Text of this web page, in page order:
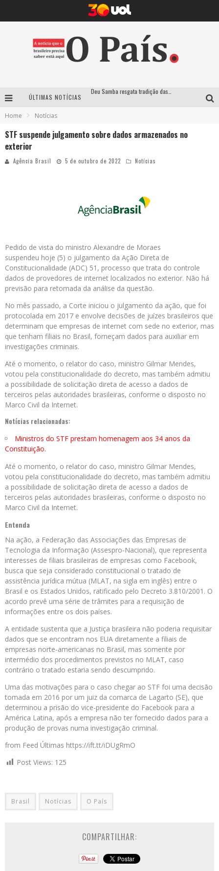
ÚLTIMAS NOTÍCIAS
Home Notícias
STF suspende julgamento sobre dados armazenados no
exterior
Agência Brasil 5 de outubro de 2022 Notícias
Pedido de vista do ministro Alexandre de Moraes
suspendeu hoje (5) o julgamento da Ação Direta de
Constitucionalidade (ADC) 51, processo que trata do controle
dados de provedores de internet localizados no exterior. Não há
previsão para retomada da análise da questão.
No mês passado, a Corte iniciou o julgamento da ação, que foi
protocolada em 2017 e envolve decisões de juízes brasileiros que
determinam que empresas de internet com sede no exterior, mas
que tenham filiais no Brasil, forneçam dados para auxiliar em
investigações criminais.
Até o momento, o relator do caso, ministro Gilmar Mendes,
votou pela constitucionalidade do decreto, mas também admitiu
a possibilidade de solicitação direta de acesso a dados de
terceiros pelas autoridades brasileiras, conforme o disposto no
Marco Civil da Internet.
Notícias relacionadas:
Ministros do STF prestam homenagem aos 34 anos da
Constituição.
Até o momento, o relator do caso, ministro Gilmar Mendes,
votou pela constitucionalidade do decreto, mas também admitiu
a possibilidade de solicitação direta de acesso a dados de
terceiros pelas autoridades brasileiras, conforme o disposto no
Marco Civil da Internet.
Entenda
Na ação, a Federação das Associações das Empresas de
Tecnologia da Informação (Assespro-Nacional), que representa
interesses de filiais brasileiras de empresas como Facebook,
busca que seja considerado constitucional o tratado de
assistência jurídica mútua (MLAT, na sigla em inglês) entre o
Brasil e os Estados Unidos, ratificado pelo Decreto 3.810/2001. O
acordo prevê uma série de trâmites para a requisição de
informações entre os dois países.
A entidade sustenta que a Justiça brasileira não poderia requisitar
dados que se encontram nos EUA diretamente a filiais de
empresas norte-americanas no Brasil, mas somente por
intermédio dos procedimentos previstos no MLAT, caso
contrário o tratado estaria sendo descumprido.
Uma das motivações para o caso chegar ao STF foi uma decisão
tomada em 2016 por um juiz da comarca de Lagarto (SE), que
determinou a prisão do vice-presidente do Facebook para a
América Latina, após a empresa não ter fornecido dados para a
produção de provas numa investigação criminal.
from Feed Últimas https://ift.tt/iDUgRmO
Post Views: 125
Brasil Notícias O País
COMPARTILHAR: